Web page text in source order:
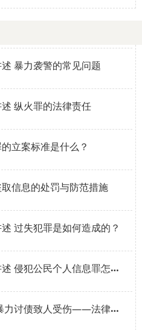
暴力袭警的常见问题
纵火罪的法律责任
立案标准是什么？
信息的处罚与防范措施
过失犯罪是如何造成的？
杭州律师讲述 侵犯公民个人信息罪怎么处理
杭州律师 暴力讨债致人受伤——法律责任与应对措施